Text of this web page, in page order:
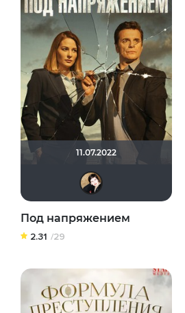
11.07.2022
Под напряжением
2.31 /29